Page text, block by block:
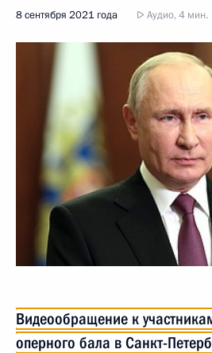
8 сентября 2021 года Аудио, 4 мин.
Видеообращение к
оперного бала в Санкт-